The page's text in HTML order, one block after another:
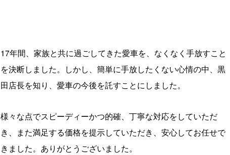
17年間、家族と共に過ごしてきた愛車を、なくなく手放すこと
を決断しました。しかし、簡単に手放したくない心情の中、黒
田店長を知り、愛車の今後を託すことにしました。
様々な点でスピーディーかつ的確、丁寧な対応をしていただ
き、また満足する価格を提示していただき、安心してお任せで
きました。ありがとうございました。